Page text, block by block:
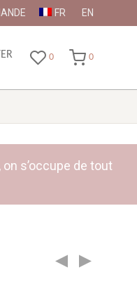
FR EN
0 0
s’occupe de tout